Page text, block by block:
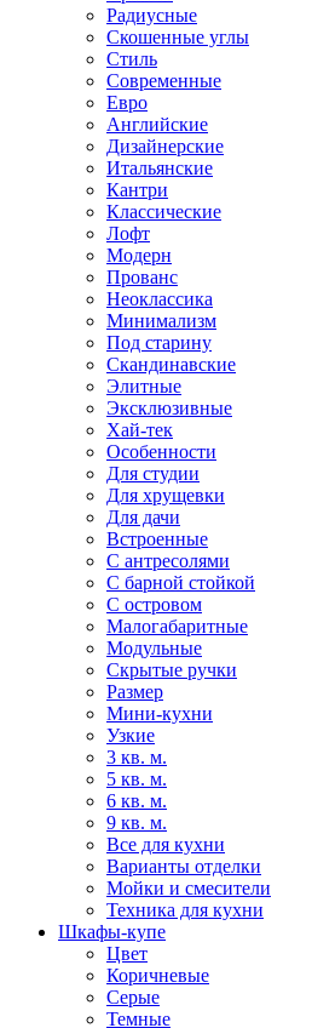
Радиусные
Скошенные углы
Стиль
Современные
Евро
Английские
Дизайнерские
Итальянские
Кантри
Классические
Лофт
Модерн
Прованс
Неоклассика
Минимализм
Под старину
Скандинавские
Элитные
Эксклюзивные
Хай-тек
Особенности
Для студии
Для хрущевки
Для дачи
Встроенные
С антресолями
С барной стойкой
С островом
Малогабаритные
Модульные
Скрытые ручки
Размер
Мини-кухни
Узкие
3 кв. м.
5 кв. м.
6 кв. м.
9 кв. м.
Все для кухни
Варианты отделки
Мойки и смесители
Техника для кухни
Шкафы-купе
Цвет
Коричневые
Серые
Темные